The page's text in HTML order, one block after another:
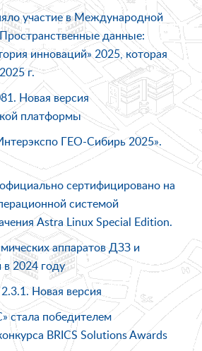
участие в Международной
данные:
инноваций» 2025, которая
г.
Новая версия
платформы
ГEO-Сибирь 2025 ».
сертифицировано на
системой
Astra Linux Special Edition.
аппаратов ДЗЗ и
2024 году
Новая версия
стала победителем
BRICS Solutions Awards